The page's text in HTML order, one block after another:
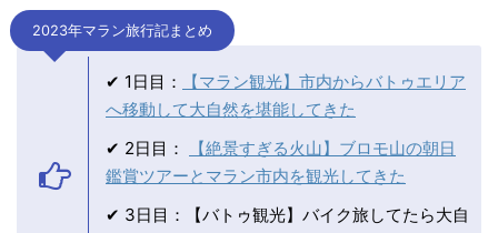
2023年マラン旅行記まとめ
✔ 1日目：
【マラン観光】市内からバトゥエリア
へ移動して大自然を堪能してきた
✔ 2日目：
【絶景すぎる火山】ブロモ山の朝日
鑑賞ツアーとマラン市内を観光してきた
✔ 3日目：【バトゥ観光】バイク旅してたら大自